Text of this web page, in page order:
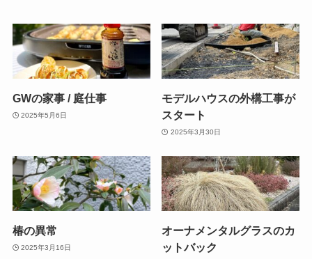
GWの家事 / 庭仕事
2025年5月6日
モデルハウスの外構工事が
スタート
2025年3月30日
椿の異常
2025年3月16日
オーナメンタルグラスのカ
ットバック